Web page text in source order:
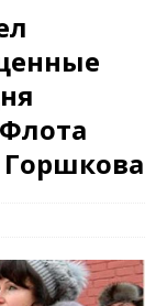
Горшкова